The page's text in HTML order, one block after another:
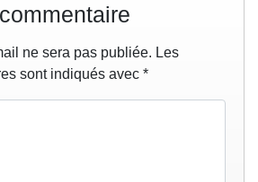
ne sera pas publiée. Les
sont indiqués avec *